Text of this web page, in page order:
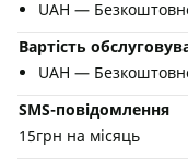
UAH —
Вартість
UAH —
SMS-повідомлення
15грн на місяць